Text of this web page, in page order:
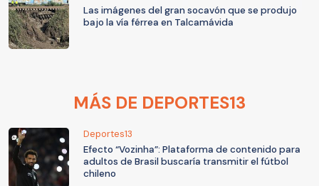
Las imágenes del gran socavón que se produjo
bajo la vía férrea en Talcamávida
MÁS DE DEPORTES13
Deportes13
Efecto “Vozinha”: Plataforma de contenido para
adultos de Brasil buscaría transmitir el fútbol
chileno